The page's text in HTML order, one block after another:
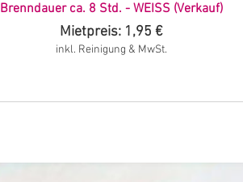
Brenndauer ca. 8 Std. - WEISS (Verkauf)
Mietpreis: 1,95 €
inkl. Reinigung & MwSt.